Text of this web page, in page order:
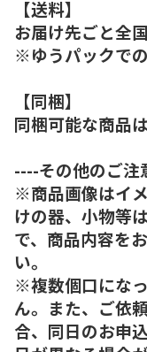
【送料】
お届け先ごと全
※ゆうパックでの
【同梱】
同梱可能な商品は
----その他のご注
※商品画像はイ
けの器、小物等
で、商品内容を
い。
※複数個口にな
ん。また、ご依
合、同日のお申